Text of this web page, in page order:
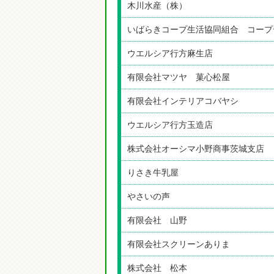
木川水産（株）
いばらきコープ生活協同組合 コープ
ウエルシア行方麻生店
有限会社マツヤ 菓心松屋
有限会社インテリアコバヤシ
ウエルシア行方玉造店
株式会社オーシマ小野商事茨城支店
りさき牛乳屋
やさいの声
有限会社 山野
有限会社スクリーンありま
株式会社 松本